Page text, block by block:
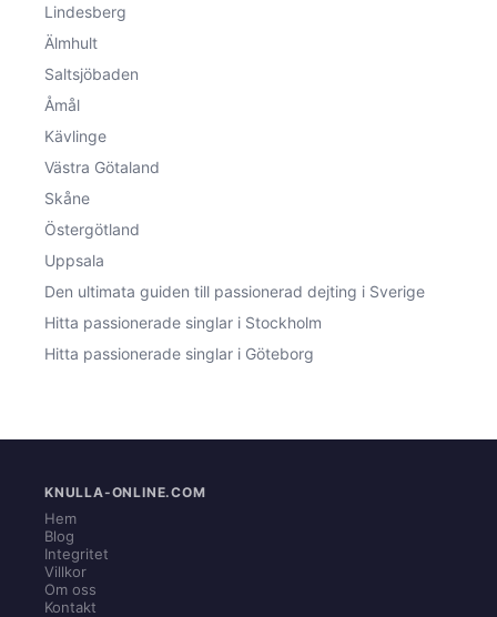
Lindesberg
Älmhult
Saltsjöbaden
Åmål
Kävlinge
Västra Götaland
Skåne
Östergötland
Uppsala
Den ultimata guiden till passionerad dejting i Sverige
Hitta passionerade singlar i Stockholm
Hitta passionerade singlar i Göteborg
KNULLA-ONLINE.COM
Hem
Blog
Integritet
Villkor
Om oss
Kontakt